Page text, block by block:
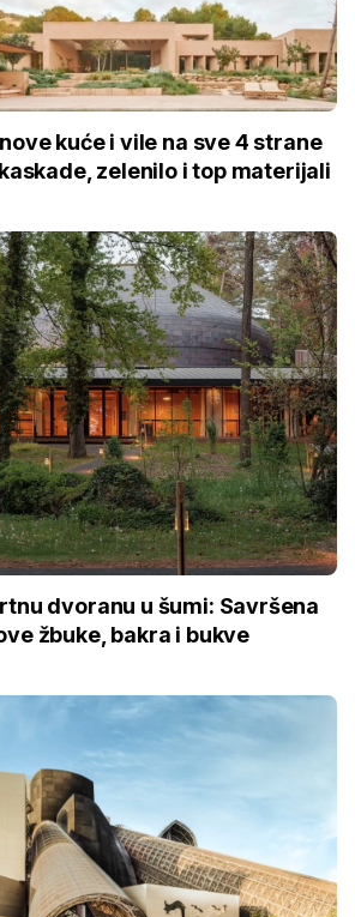
kuće i vile na sve 4 strane
zelenilo i top materijali
dvoranu u šumi: Savršena
žbuke, bakra i bukve